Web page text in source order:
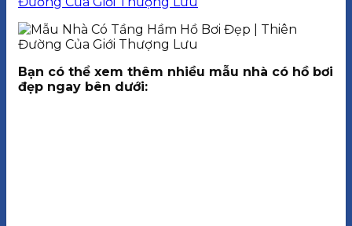
Bạn có thể xem thêm nhiều mẫu nhà có hồ bơi
đẹp ngay bên dưới: